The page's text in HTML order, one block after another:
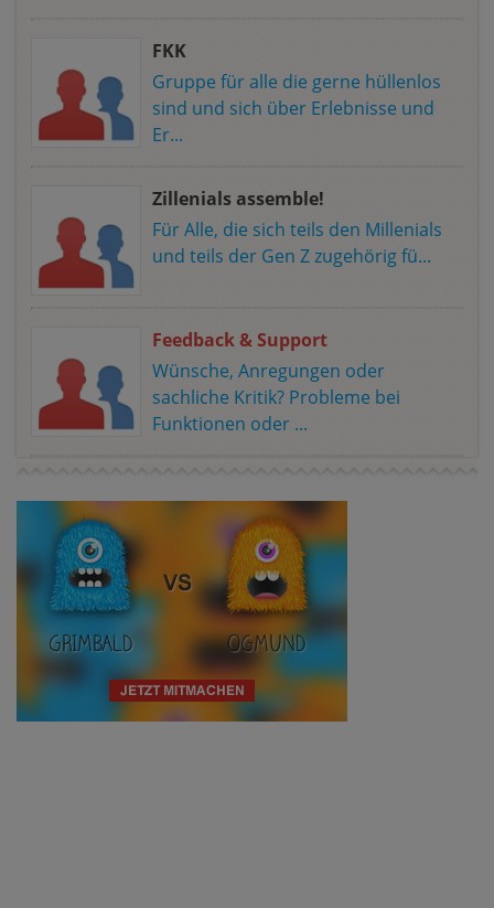
FKK
Gruppe für alle die gerne hüllenlos
sind und sich über Erlebnisse und
Er...
Zillenials assemble!
Für Alle, die sich teils den Millenials
und teils der Gen Z zugehörig fü...
Feedback & Support
Wünsche, Anregungen oder
sachliche Kritik? Probleme bei
Funktionen oder ...